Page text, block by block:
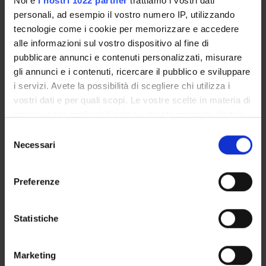
personali, ad esempio il vostro numero IP, utilizzando
tecnologie come i cookie per memorizzare e accedere
alle informazioni sul vostro dispositivo al fine di
pubblicare annunci e contenuti personalizzati, misurare
gli annunci e i contenuti, ricercare il pubblico e sviluppare
i servizi. Avete la possibilità di scegliere chi utilizza i
vostri dati e per quali scopi. Le vostre scelte in materia di
modificare o revocare il proprio consenso in qualsiasi
momento dalla Dichiarazione sui cookie o facendo clic
raccogliere informazioni sulla tua posizione
geografica, con un'approssimazione di qualche
Identificare il tuo dispositivo, scansionandolo
delNecessari
Preferenze
Statistiche
Marketing
Referente esterno
Data pubblicazione
16 settembre 2024